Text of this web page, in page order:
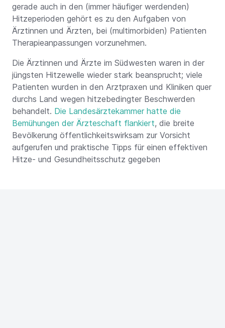
gerade auch in den (immer häufiger werdenden)
Hitzeperioden gehört es zu den Aufgaben von
Ärztinnen und Ärzten, bei (multimorbiden) Patienten
Therapieanpassungen vorzunehmen.
Die Ärztinnen und Ärzte im Südwesten waren in der
jüngsten Hitzewelle wieder stark beansprucht; viele
Patienten wurden in den Arztpraxen und Kliniken quer
durchs Land wegen hitzebedingter Beschwerden
behandelt. Die Landesärztekammer hatte die
Bemühungen der Ärzteschaft flankiert, die breite
Bevölkerung öffentlichkeitswirksam zur Vorsicht
aufgerufen und praktische Tipps für einen effektiven
Hitze- und Gesundheitsschutz gegeben